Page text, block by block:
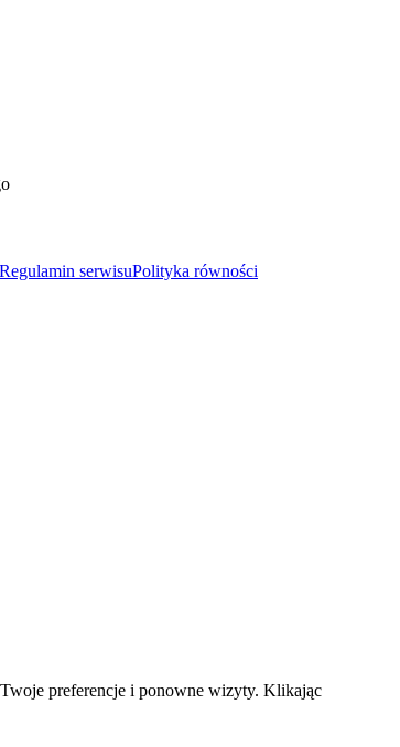
Regulamin serwisuPolityka równości
preferencje i ponowne wizyty. Klikając